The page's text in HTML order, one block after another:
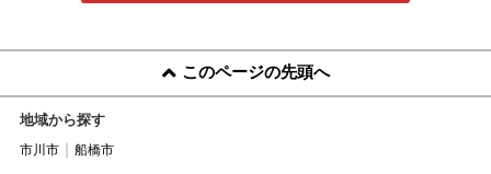
このページの先頭へ
地域から探す
市川市 船橋市